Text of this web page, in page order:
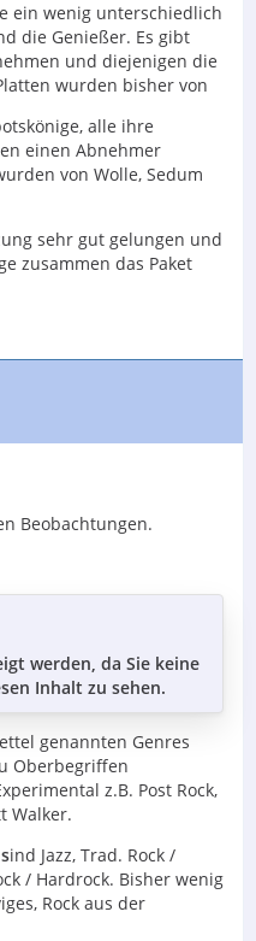
ein wenig unterschiedlich
die Genießer. Es gibt
und diejenigen die
wurden bisher von
alle ihre
einen Abnehmer
von Wolle, Sedum
sehr gut gelungen und
zusammen das Paket
Beobachtungen.
werden, da Sie keine
Inhalt zu sehen.
genannten Genres
Oberbegriffen
z.B. Post Rock,
Walker.
ind Jazz, Trad. Rock /
/ Hardrock. Bisher wenig
Rock aus der